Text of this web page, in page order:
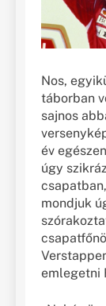
Nos,
táborban
sajnos
év
úgy
mondjuk
emlegetni